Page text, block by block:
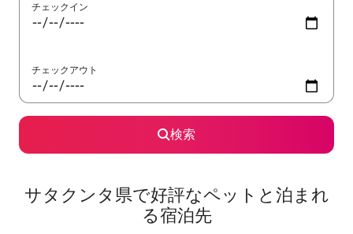
チェックイン
チェックアウト
検索
サタクンタ県で好評なペットと泊まれ
る宿泊先